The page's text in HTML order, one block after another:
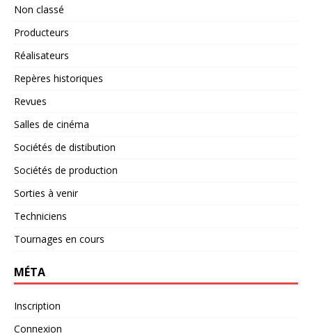
Non classé
Producteurs
Réalisateurs
Repères historiques
Revues
Salles de cinéma
Sociétés de distibution
Sociétés de production
Sorties à venir
Techniciens
Tournages en cours
MÉTA
Inscription
Connexion